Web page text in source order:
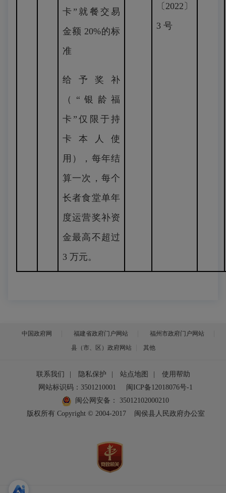
卡”就餐交易
金额 20%的标
准
给予奖补
（“银龄福
卡”仅限于持
卡本人使
用），每年结
算一次，每个
长者食堂单年
度运营奖补资
金最高不超过
3 万元。
〔2022〕
3 号
中国政府网 福建省政府门户网站
福州市政府门户网站
县（市、区）政府网站
其他
联系我们 隐私保护 站点地图
使用帮助
网站标识码：3501210001
闽ICP备12018076号-1
闽公网安备：
35012102000210
版权所有 Copyright © 2004-2017
闽侯县人民政府办公室